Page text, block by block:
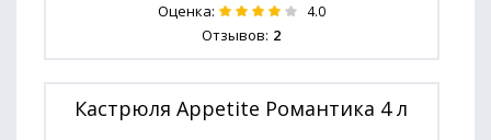
Оценка: 4.0
Отзывов: 2
Кастрюля Appetite Романтика 4 л